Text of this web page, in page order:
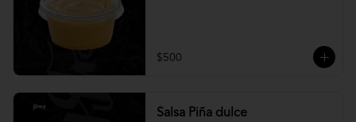
$500
Salsa Piña dulce